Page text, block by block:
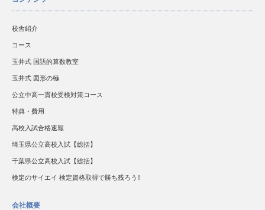
校舎紹介
コース
玉井式 国語的算数教室
玉井式 図形の極
公立中高一貫校受検対策コース
特典・費用
高校入試合格速報
埼玉県公立高校入試【総括】
千葉県公立高校入試【総括】
検定のサイエイ 検定資格取得で勝ち残ろう!!
会社概要